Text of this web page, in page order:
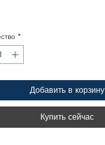
Цена
*
Добавить в корзину
Купить сейчас